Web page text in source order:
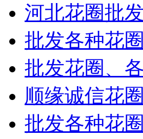
河北花圈批
批发各种花
批发花圈、
顺缘诚信花
批发各种花